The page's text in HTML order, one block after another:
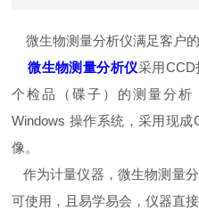
微生物测量分析仪满足客户
微生物测量分析仪采用
个检品（碟子）的测量分析
Windows 操作系统，采用现
像。
作为计量仪器，微生物测量
可使用，且易学易会，仪器直